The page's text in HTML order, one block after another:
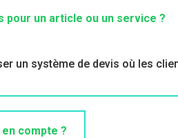
pour un article ou un service ?
un système de devis où les
compte ?